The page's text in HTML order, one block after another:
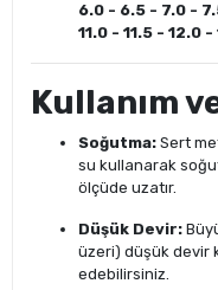
6.0 - 6.5 - 7.0 -
11.0 - 11.5 - 12.0
Kullanım
Soğutma: Sert
su kullanarak
ölçüde uzatır.
Düşük Devir:
üzeri) düşük devir
edebilirsiniz.